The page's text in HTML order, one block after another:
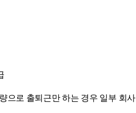
으로 출퇴근만 하는 경우 일부 회사